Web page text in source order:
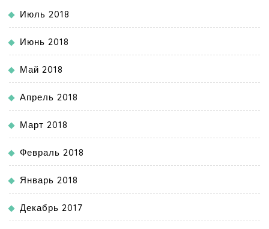
Июль 2018
Июнь 2018
Май 2018
Апрель 2018
Март 2018
Февраль 2018
Январь 2018
Декабрь 2017